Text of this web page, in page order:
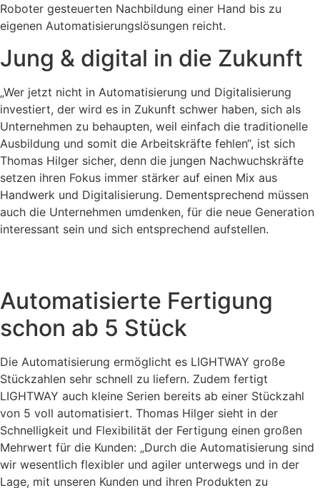
Roboter gesteuerten Nachbildung einer Hand bis zu
eigenen Automatisierungslösungen reicht.
Jung & digital in die Zukunft
„Wer jetzt nicht in Automatisierung und Digitalisierung
investiert, der wird es in Zukunft schwer haben, sich als
Unternehmen zu behaupten, weil einfach die traditionelle
Ausbildung und somit die Arbeitskräfte fehlen“, ist sich
Thomas Hilger sicher, denn die jungen Nachwuchskräfte
setzen ihren Fokus immer stärker auf einen Mix aus
Handwerk und Digitalisierung. Dementsprechend müssen
auch die Unternehmen umdenken, für die neue Generation
interessant sein und sich entsprechend aufstellen.
Automatisierte Fertigung
schon ab 5 Stück
Die Automatisierung ermöglicht es LIGHTWAY große
Stückzahlen sehr schnell zu liefern. Zudem fertigt
LIGHTWAY auch kleine Serien bereits ab einer Stückzahl
von 5 voll automatisiert. Thomas Hilger sieht in der
Schnelligkeit und Flexibilität der Fertigung einen großen
Mehrwert für die Kunden: „Durch die Automatisierung sind
wir wesentlich flexibler und agiler unterwegs und in der
Lage, mit unseren Kunden und ihren Produkten zu